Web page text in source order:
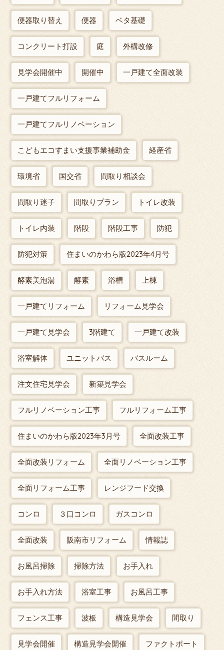
便器取り替え 便器 ベタ基礎
コンクリート打設 庭 外構改修
見学会開催中 開催中 一戸建て全面改装
一戸建てフルリフォーム
一戸建てフルリノベーション
こどもエコすまい支援事業補助金 経産省
環境省 国交省 間取り相談会
間取り迷子 間取りプラン トイレ改装
トイレ内装 階段 階段工事 防犯
防犯対策 住まいのかわら版2023年4月号
酵素美泡湯 酵素 浴槽 上棟
一戸建てリフォーム リフォーム見学会
一戸建て見学会 3階建て 一戸建て改装
浴室解体 ユニットバス バスルーム
注文住宅見学会 新築見学会
フルリノベーション工事 フルリフォーム工事
住まいのかわら版2023年3月号 全面改装工事
全面改装リフォーム 全面リノベーション工事
全面リフォーム工事 レンジフード交換
コンロ ３口コンロ ガスコンロ
全面改装 阪南市リフォーム 情報誌
お風呂掃除 掃除方法 お手入れ
お手入れ方法 浴室工事 お風呂工事
フェンス工事 波板 構造見学会 間取り
見学会開催 構造見学会開催 ファクトポート